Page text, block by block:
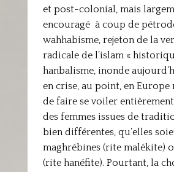
et post-colonial, mais
encouragé à coup de
wahhabisme, rejeton de la
radicale de l’islam «
hanbalisme, inonde
en crise, au point, en Europe
de faire se voiler
des femmes issues de
bien différentes, qu’elles
maghrébines (rite malékite)
(rite hanéfite). Pourtant, la